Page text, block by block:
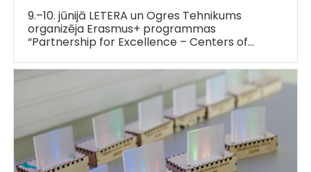
9.–10. jūnijā LETERA un Ogres Tehnikums
organizēja Erasmus+ programmas
“Partnership for Excellence – Centers of…